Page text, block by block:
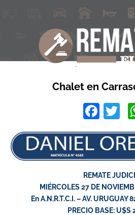
Chalet en
REMATE
MIÉRCOLES 27 DE
En A.N.R.T.C.I. – AV. URUGUAY
PRECIO BASE: U$S